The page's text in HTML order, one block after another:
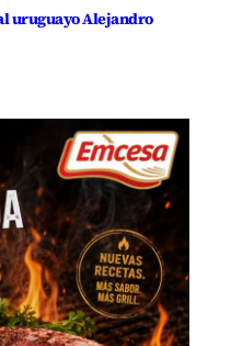
uruguayo Alejandro